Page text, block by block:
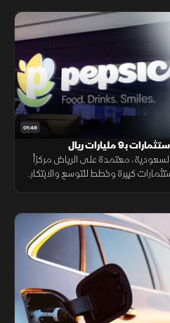
01:49
مليارات ريال
معتمدة على الرياض مركزاً
كبيرة وخطط للتوسع والابتكار.